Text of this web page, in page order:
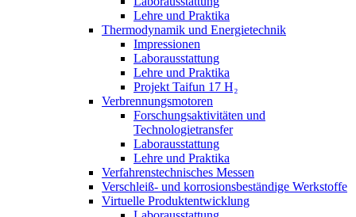
Lehre und Praktika
Thermodynamik und Energietechnik
Impressionen
Laborausstattung
Lehre und Praktika
Projekt Taifun 17 H₂
Verbrennungsmotoren
Forschungsaktivitäten und
Technologietransfer
Laborausstattung
Lehre und Praktika
Verfahrenstechnisches Messen
Verschleiß- und korrosionsbeständige Werkstoffe
Virtuelle Produktentwicklung